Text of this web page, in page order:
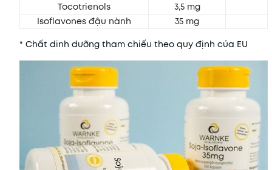
Tocotrienols
3,5 mg
Isoflavones đậu nành
35 mg
* Chất dinh dưỡng tham chiếu theo quy định của EU